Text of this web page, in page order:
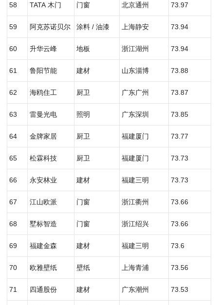
58 TATA 木门 门窗 北京通州 73.97
59 阿克苏诺贝尔 涂料 / 油漆 上海静安 73.94
60 升华云峰 地板 浙江湖州 73.94
61 鲁阳节能 建材 山东淄博 73.88
62 海鸥住工 厨卫 广东广州 73.87
63 雷曼光电 照明 广东深圳 73.85
64 金牌家居 厨卫 福建厦门 73.77
65 松霖科技 厨卫 福建厦门 73.73
66 永安林业 建材 福建三明 73.73
67 江山欧派 门窗 浙江衢州 73.66
68 墅标智造 门窗 浙江绍兴 73.66
69 福建金森 建材 福建三明 73.6
70 欧雅壁纸 壁纸 上海青浦 73.56
71 四通股份 建材 广东潮州 73.53